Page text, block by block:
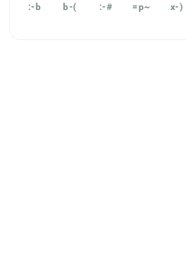
:-b b-( :-# =p~ x-)